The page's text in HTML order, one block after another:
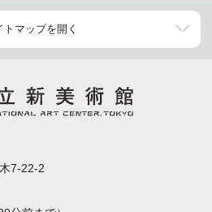
トマップを開く
7-22-2